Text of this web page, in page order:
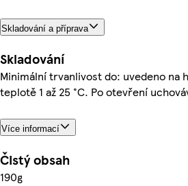
Skladování a příprava
Skladování
Minimální trvanlivost do: uvedeno na
teplotě 1 až 25 °C. Po otevření
Více informací
Čistý obsah
190g